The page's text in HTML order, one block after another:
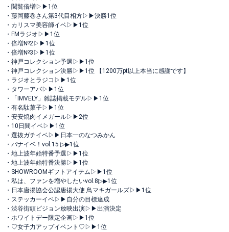
・閲覧倍増▷▶︎1位
・藤岡藤巻さん第3代目相方▷▶︎決勝1位
・カリスマ美容師イベ▷▶︎1位
・FMラジオ▷▶︎1位
・倍増№2▷▶︎1位
・倍増№3▷▶︎1位
・神戸コレクション予選▷▶︎1位
・神戸コレクション決勝▷▶︎1位 【1200万pt以上本当に感謝です】
・ラジオとラジコ▷▶︎1位
・タワーアバ▷▶︎1位
・「IMVELY」雑誌掲載モデル▷▶︎1位
・有名駄菓子▷▶︎1位
・安安焼肉イメガール▷▶︎2位
・10日間イベ▷▶︎1位
・選抜ガチイベ▷▶︎日本一のなつみかん
・バナイベ！vol.15 ▷▶︎1位
・地上波年始特番予選▷▶︎1位
・地上波年始特番決勝▷▶︎1位
・SHOWROOMギフトアイテム▷▶︎1位
・私は、ファンを増やしたいvol.8▷▶︎1位
・日本唐揚協会公認唐揚大使 鳥マキガールズ▷▶︎1位
・ステッカーイベ▷▶︎自分の目標達成
・渋谷街頭ビジョン放映出演▷▶︎出演決定
・ホワイトデー限定企画▷▶︎1位
・♡女子力アップイベント♡▷▶︎1位